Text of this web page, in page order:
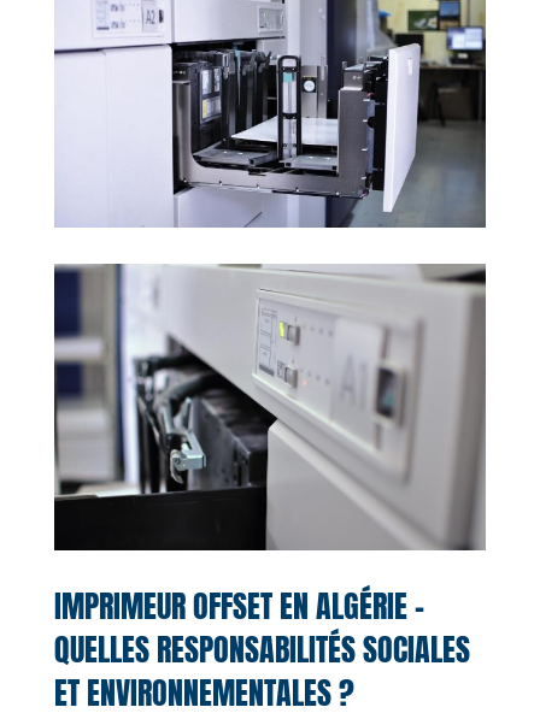
IMPRIMEUR OFFSET EN ALGÉRIE –
QUELLES RESPONSABILITÉS SOCIALES
ET ENVIRONNEMENTALES ?